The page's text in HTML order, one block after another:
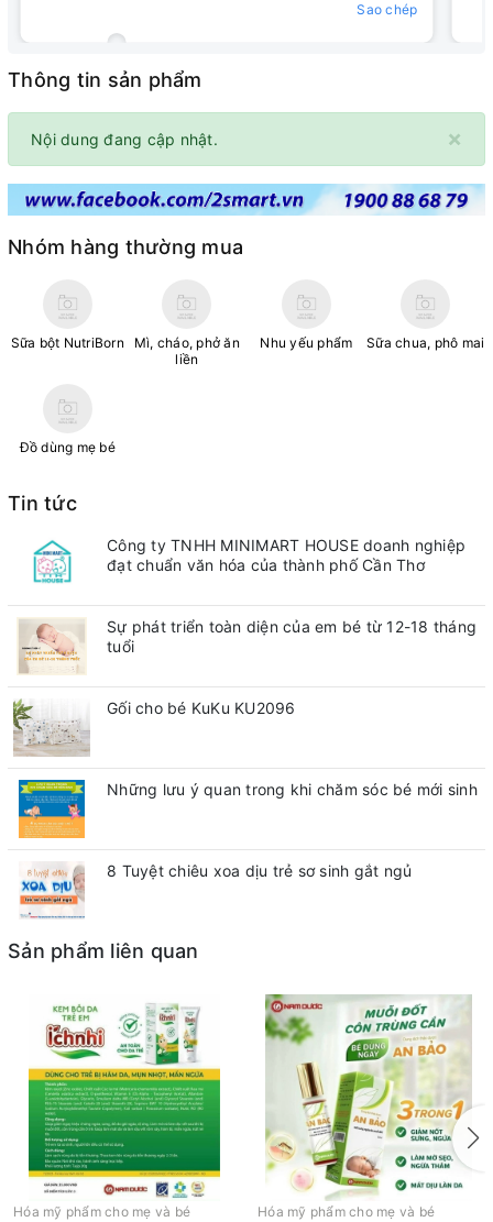
Sao chép
Thông tin sản phẩm
×
Nội dung đang cập nhật.
Nhóm hàng thường mua
Sữa bột NutriBorn
Mì, cháo, phở ăn
liền
Nhu yếu phẩm Sữa chua, phô mai
Đồ dùng mẹ bé
Tin tức
Công ty TNHH MINIMART HOUSE doanh nghiệp
đạt chuẩn văn hóa của thành phố Cần Thơ
Sự phát triển toàn diện của em bé từ 12-18 tháng
tuổi
Gối cho bé KuKu KU2096
Những lưu ý quan trong khi chăm sóc bé mới sinh
8 Tuyệt chiêu xoa dịu trẻ sơ sinh gắt ngủ
Sản phẩm liên quan
Hóa mỹ phẩm cho mẹ và bé Hóa mỹ phẩm cho mẹ và bé